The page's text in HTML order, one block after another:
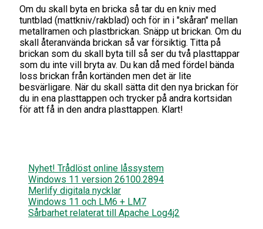
Om du skall byta en bricka så tar du en kniv med
tuntblad (mattkniv/rakblad) och för in i "skåran" mellan
metallramen och plastbrickan. Snäpp ut brickan. Om du
skall återanvända brickan så var försiktig. Titta på
brickan som du skall byta till så ser du två plasttappar
som du inte vill bryta av. Du kan då med fördel bända
loss brickan från kortänden men det är lite
besvärligare. När du skall sätta dit den nya brickan för
du in ena plasttappen och trycker på andra kortsidan
för att få in den andra plasttappen. Klart!
Nyhet! Trådlöst online låssystem
Windows 11 version 26100.2894
Merlify digitala nycklar
Windows 11 och LM6 + LM7
Sårbarhet relaterat till Apache Log4j2